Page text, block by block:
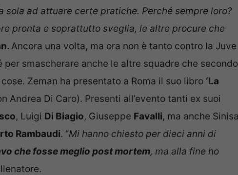
sola ad attuare certe pratiche. Perché sempre loro?
pronta e soprattutto sveglia, le altre procure che
Ancora una volta, ma ora non è tanto contro la Juve
smascherare anche le altre squadre che secondo
Zeman ha presentato a Roma il suo libro ‘La
Andrea Di Caro). Presenti all’evento tanti ex suoi
, Luigi Di Biagio, Giuseppe Favalli, ma anche Sinisa
Rambaudi. “Mi hanno chiesto per dieci anni di
che fosse meglio post mortem, ma alla fine ho